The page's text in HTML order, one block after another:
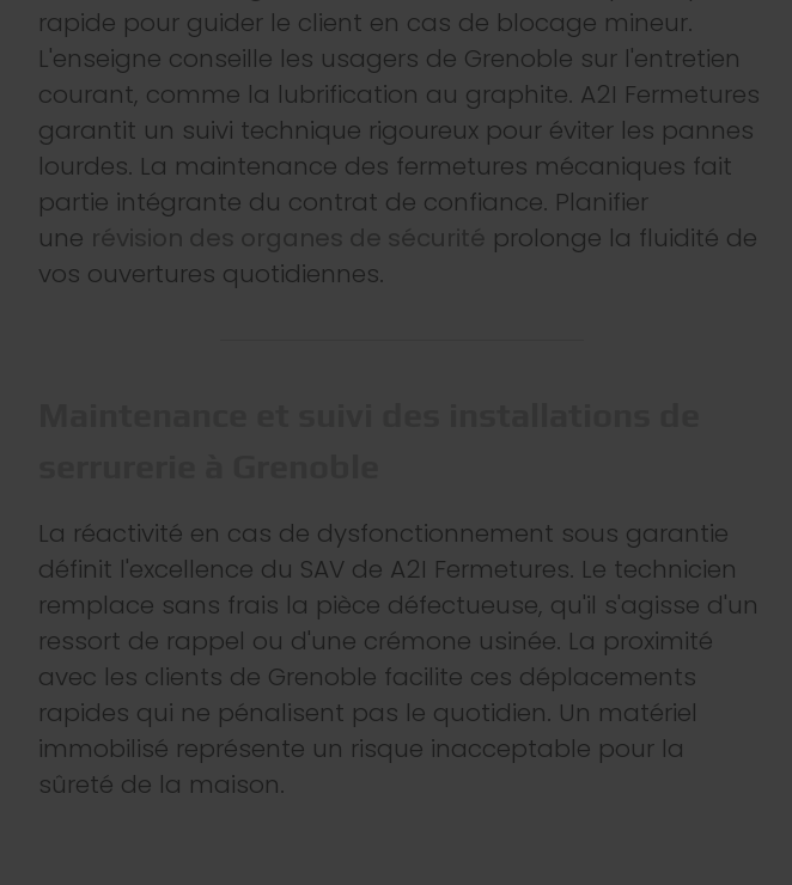
rapide pour guider le client en cas de blocage mineur.
L'enseigne conseille les usagers de Grenoble sur l'entretien
courant, comme la lubrification au graphite. A2I Fermetures
garantit un suivi technique rigoureux pour éviter les pannes
lourdes. La maintenance des fermetures mécaniques fait
partie intégrante du contrat de confiance. Planifier
une
prolonge la fluidité de
vos ouvertures quotidiennes.
La réactivité en cas de dysfonctionnement sous garantie
définit l'excellence du SAV de A2I Fermetures. Le technicien
remplace sans frais la pièce défectueuse, qu'il s'agisse d'un
ressort de rappel ou d'une crémone usinée. La proximité
avec les clients de Grenoble facilite ces déplacements
rapides qui ne pénalisent pas le quotidien. Un matériel
immobilisé représente un risque inacceptable pour la
sûreté de la maison.